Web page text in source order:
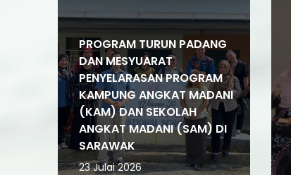
PROGRAM TURUN PADANG
DAN MESYUARAT
PENYELARASAN PROGRAM
KAMPUNG ANGKAT MADANI
(KAM) DAN SEKOLAH
ANGKAT MADANI (SAM) DI
SARAWAK
23 Julai 2026